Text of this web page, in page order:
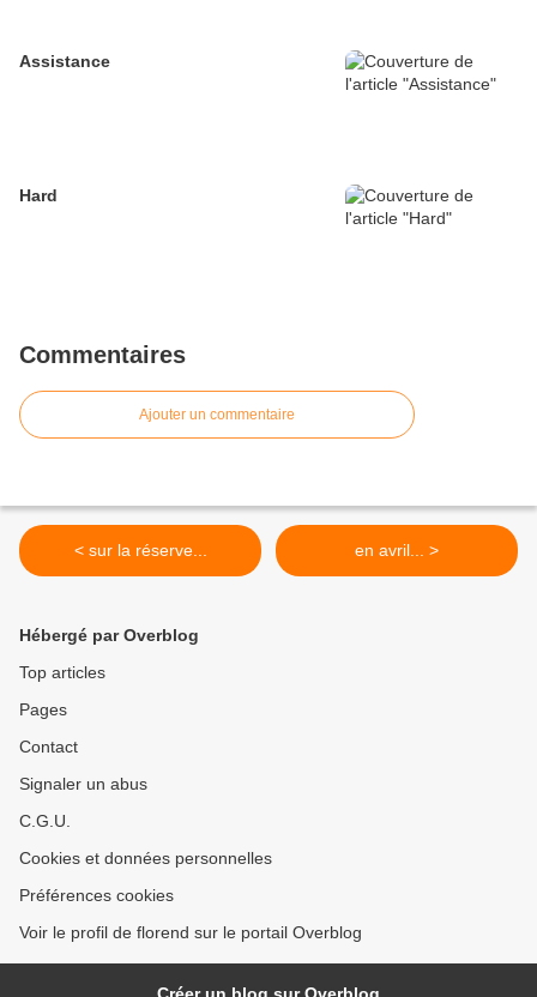
Assistance
Hard
Commentaires
Ajouter un commentaire
< sur la réserve... en avril... >
Hébergé par Overblog
Top articles
Pages
Contact
Signaler un abus
C.G.U.
Cookies et données personnelles
Préférences cookies
Voir le profil de florend sur le portail Overblog